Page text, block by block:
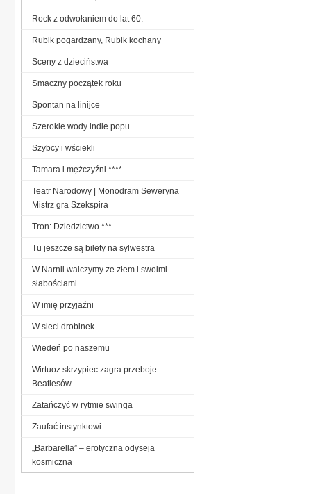
Rock z odwołaniem do lat 60.
Rubik pogardzany, Rubik kochany
Sceny z dzieciństwa
Smaczny początek roku
Spontan na linijce
Szerokie wody indie popu
Szybcy i wściekli
Tamara i mężczyźni ****
Teatr Narodowy | Monodram Seweryna
Mistrz gra Szekspira
Tron: Dziedzictwo ***
Tu jeszcze są bilety na sylwestra
W Narnii walczymy ze złem i swoimi
słabościami
W imię przyjaźni
W sieci drobinek
Wiedeń po naszemu
Wirtuoz skrzypiec zagra przeboje
Beatlesów
Zatańczyć w rytmie swinga
Zaufać instynktowi
„Barbarella” – erotyczna odyseja
kosmiczna